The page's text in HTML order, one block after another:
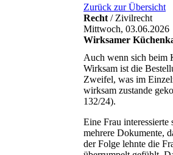
Zurück zur Übersicht
Recht / Zivilrecht
Mittwoch, 03.06.2026
Wirksamer
Auch wenn sich beim
Wirksam ist die
Zweifel, was im
wirksam zustande
132/24).
Eine Frau
mehrere Dokumente,
der Folge lehnte die